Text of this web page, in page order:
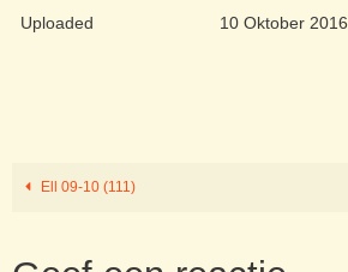
Uploaded 10 Oktober 2016
Ell 09-10 (111)